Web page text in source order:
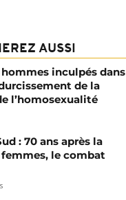
AUSSI
hommes inculpés dans
de la
l’homosexualité
: 70 ans après la
femmes, le combat